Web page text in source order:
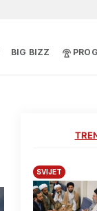
BIG BIZZ
SVIJET